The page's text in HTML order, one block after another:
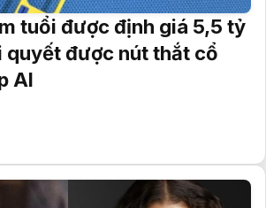
tuổi được định giá 5,5 tỷ
quyết được nút thắt cổ
AI